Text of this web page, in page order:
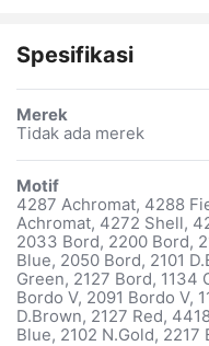
Spesifikasi
Merek
Tidak ada merek
Motif
4287 Achromat, 4288
Achromat, 4272 Shell,
2033 Bord, 2200 Bord,
Blue, 2050 Bord, 2101
Green, 2127 Bord, 1134
Bordo V, 2091 Bordo V,
D.Brown, 2127 Red,
Blue, 2102 N.Gold, 2217